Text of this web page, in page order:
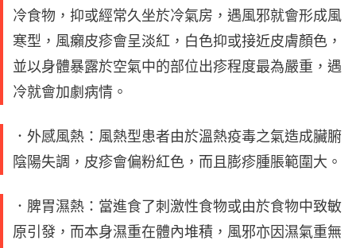
冷食物，抑或經常久坐於冷氣房，遇風邪就會形成風
寒型，風癩皮疹會呈淡紅，白色抑或接近皮膚顏色，
並以身體暴露於空氣中的部位出疹程度最為嚴重，遇
冷就會加劇病情。
．外感風熱：風熱型患者由於溫熱疫毒之氣造成臟腑
陰陽失調，皮疹會偏粉紅色，而且膨疹腫脹範圍大。
．脾胃濕熱：當進食了刺激性食物或由於食物中致敏
原引發，而本身濕重在體內堆積，風邪亦因濕氣重無